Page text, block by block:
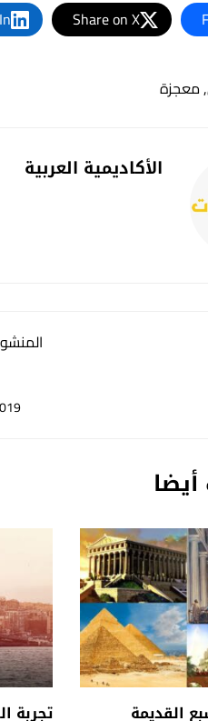
Share on X
,معجزة
الأكاديمية العربية
القديمة تجربة